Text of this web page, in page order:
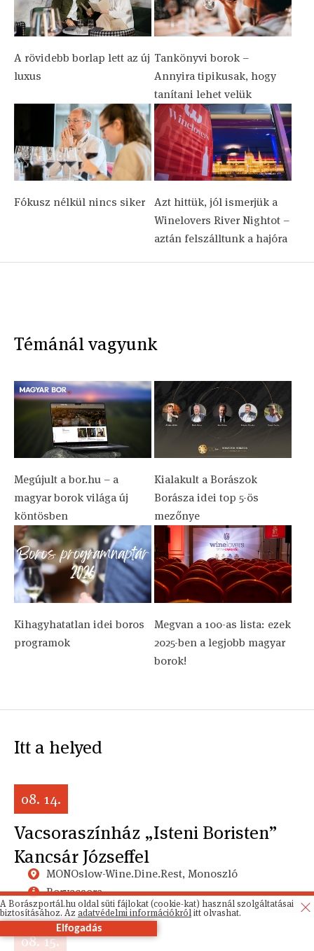
A rövidebb borlap lett az új
luxus
Tankönyvi borok –
Annyira tipikusak, hogy
tanítani lehet velük
Fókusz nélkül nincs siker
Azt hittük, jól ismerjük a
Winelovers River Nightot –
aztán felszálltunk a hajóra
Témánál vagyunk
Megújult a bor.hu – a
magyar borok világa új
köntösben
Kialakult a Borászok
Borásza idei top 5-ös
mezőnye
Kihagyhatatlan idei boros
programok
Megvan a 100-as lista: ezek
2025-ben a legjobb magyar
borok!
Itt a helyed
08. 14.
Vacsoraszínház „Isteni Boristen”
Kancsár Józseffel
MONOslow-Wine.Dine.Rest, Monoszló
Borvacsora
08. 15.
A Borászportál.hu oldal süti fájlokat (cookie-kat) használ szolgáltatásai
biztosításához. Az adatvédelmi információkrólitt olvashat.
Elfogadás